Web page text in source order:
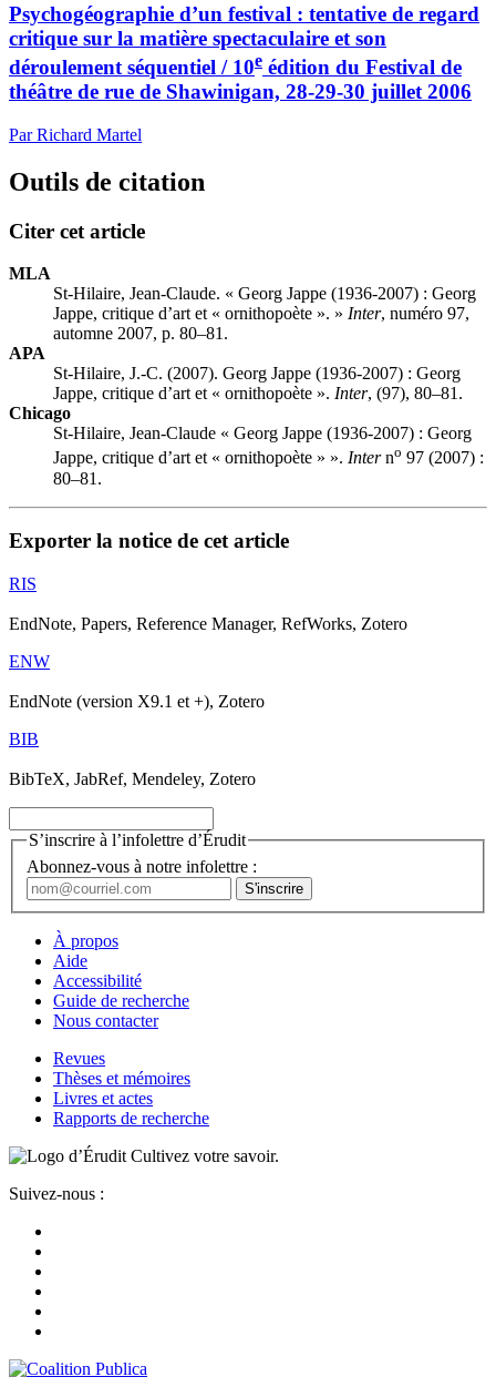
Psychogéographie d’un festival : tentative de regard
critique sur la matière spectaculaire et son
déroulement séquentiel / 10e édition du Festival de
théâtre de rue de Shawinigan, 28-29-30 juillet 2006
Par Richard Martel
Outils de citation
Citer cet article
MLA
St-Hilaire, Jean-Claude. « Georg Jappe (1936-2007) : Georg
Jappe, critique d’art et « ornithopoète ». » Inter, numéro 97,
automne 2007, p. 80–81.
APA
St-Hilaire, J.-C. (2007). Georg Jappe (1936-2007) : Georg
Jappe, critique d’art et « ornithopoète ». Inter, (97), 80–81.
Chicago
St-Hilaire, Jean-Claude « Georg Jappe (1936-2007) : Georg
Jappe, critique d’art et « ornithopoète » ». Interno 97 (2007) :
80–81.
Exporter la notice de cet article
RIS
EndNote, Papers, Reference Manager, RefWorks, Zotero
ENW
EndNote (version X9.1 et +), Zotero
BIB
BibTeX, JabRef, Mendeley, Zotero
S’inscrire à l’infolettre d’Érudit
Abonnez-vous à notre infolettre :
À propos
Aide
Accessibilité
Guide de recherche
Nous contacter
Revues
Thèses et mémoires
Livres et actes
Rapports de recherche
Cultivez votre savoir.
Suivez-nous :